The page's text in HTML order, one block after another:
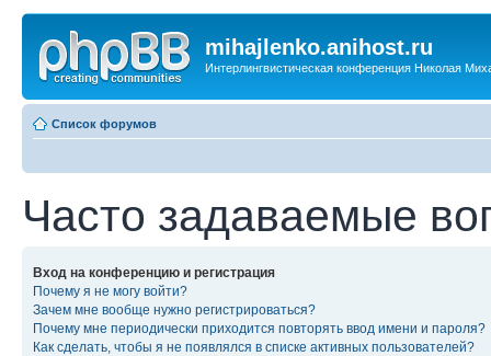
mihajlenko.anihost.ru
Интерлингвистическая конференция Николая
Список форумов
Часто задаваемые
Вход на конференцию и регистрация
Почему я не могу войти?
Зачем мне вообще нужно регистрироваться?
Почему мне периодически приходится повторять ввод имени и пароля?
Как сделать, чтобы я не появлялся в списке активных пользователей?